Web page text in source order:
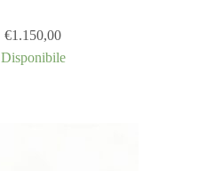
€1.150,00
Disponibile